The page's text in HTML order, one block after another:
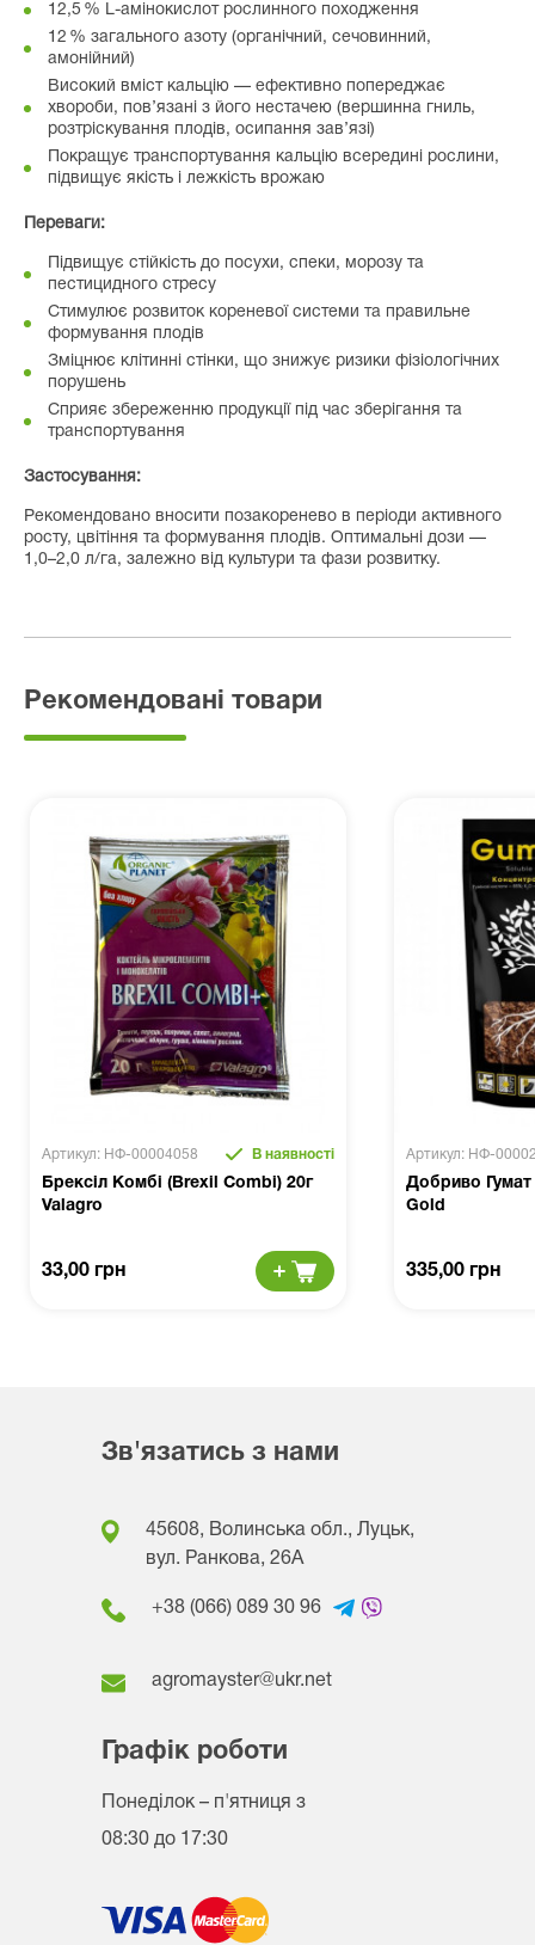
12,5 % L-амінокислот рослинного походження
12 % загального азоту (органічний, сечовинний,
амонійний)
Високий вміст кальцію — ефективно попереджає
хвороби, пов’язані з його нестачею (вершинна гниль,
розтріскування плодів, осипання зав’язі)
Покращує транспортування кальцію всередині рослини,
підвищує якість і лежкість врожаю
Переваги:
Підвищує стійкість до посухи, спеки, морозу та
пестицидного стресу
Стимулює розвиток кореневої системи та правильне
формування плодів
Зміцнює клітинні стінки, що знижує ризики фізіологічних
порушень
Сприяє збереженню продукції під час зберігання та
транспортування
Застосування:
Рекомендовано вносити позакоренево в періоди активного
росту, цвітіння та формування плодів. Оптимальні дози —
1,0–2,0 л/га, залежно від культури та фази розвитку.
Рекомендовані товари
Артикул: НФ-00004058 В наявності
Брексіл Комбі (Brexil Combi) 20г
Valagro
33,00 грн
Артикул: НФ-
Добриво Гумат
Gold
335,00 грн
Зв'язатись з нами
45608, Волинська обл., Луцьк,
вул. Ранкова, 26A
+38 (066) 089 30 96
agromayster@ukr.net
Графік роботи
Понеділок – п'ятниця з
08:30 до 17:30